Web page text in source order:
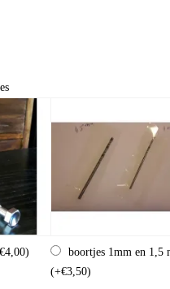
boortjes 1mm en 1,5
(+€3,50)